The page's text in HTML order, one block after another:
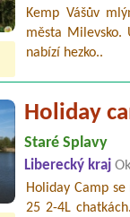
Kemp Vášův
města Milevsko.
nabízí hezko..
Holiday
Staré Splavy
Liberecký kraj
Holiday Camp
25 2-4L